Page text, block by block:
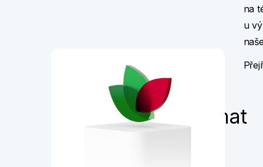
na
u
Mohlo by vás zajímat